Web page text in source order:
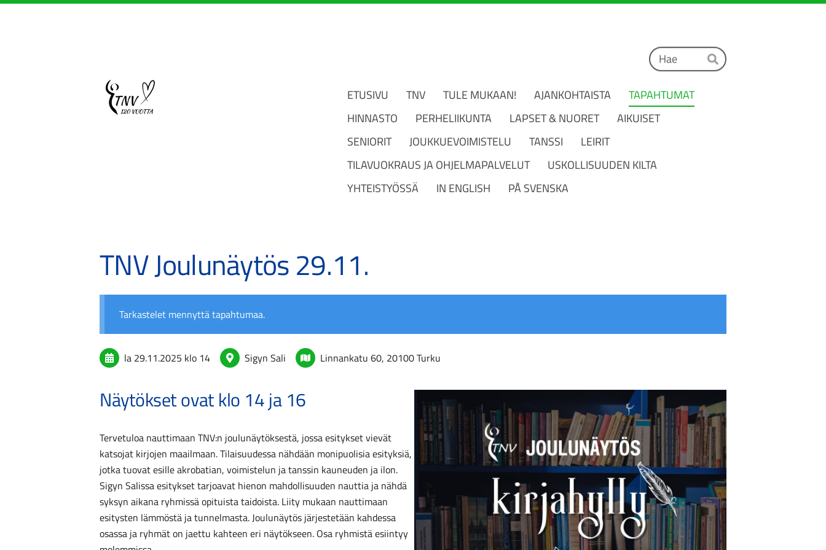
Haku
Hae
Sivuston etusivulle
ETUSIVU TNV TULE MUKAAN! AJANKOHTAISTA
TAPAHTUMAT
HINNASTO
PERHELIIKUNTA LAPSET & NUORET
AIKUISET
SENIORIT
JOUKKUEVOIMISTELU TANSSI
LEIRIT
TILAVUOKRAUS JA OHJELMAPALVELUT
USKOLLISUUDEN KILTA
YHTEISTYÖSSÄ
IN ENGLISH PÅ SVENSKA
TNV Joulunäytös 29.11.
Tarkastelet mennyttä tapahtumaa.
la 29.11.2025 klo 14 Sigyn Sali Linnankatu 60, 20100 Turku
Näytökset ovat klo 14 ja 16
Tervetuloa nauttimaan TNV:n joulunäytöksestä, jossa esitykset vievät
katsojat kirjojen maailmaan. Tilaisuudessa nähdään monipuolisia esityksiä,
jotka tuovat esille akrobatian, voimistelun ja tanssin kauneuden ja ilon.
Sigyn Salissa esitykset tarjoavat hienon mahdollisuuden nauttia ja nähdä
syksyn aikana ryhmissä opituista taidoista. Liity mukaan nauttimaan
esitysten lämmöstä ja tunnelmasta. Joulunäytös järjestetään kahdessa
osassa ja ryhmät on jaettu kahteen eri näytökseen. Osa ryhmistä esiintyy